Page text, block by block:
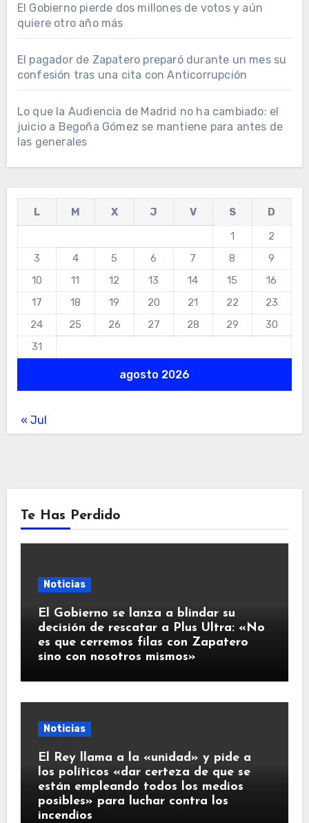
El Gobierno pierde dos millones de votos y aún
quiere otro año más
El pagador de Zapatero preparó durante un mes su
confesión tras una cita con Anticorrupción
Lo que la Audiencia de Madrid no ha cambiado: el
juicio a Begoña Gómez se mantiene para antes de
las generales
agosto 2026
L M X J V S
D
1
2
3
4 5 6 7 8
9
10
11 12 13 14 15
16
17
18 19 20 21 22
23
24
25 26 27 28 29
30
31
« Jul
Te Has Perdido
Noticias
El Gobierno se lanza a blindar su
decisión de rescatar a Plus Ultra: «No
es que cerremos filas con Zapatero
sino con nosotros mismos»
Noticias
El Rey llama a la «unidad» y pide a
los políticos «dar certeza de que se
están empleando todos los medios
posibles» para luchar contra los
incendios